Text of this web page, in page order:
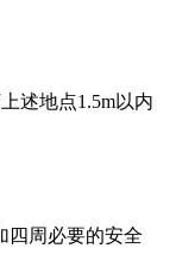
述地点1.5m以内
四周必要的安全